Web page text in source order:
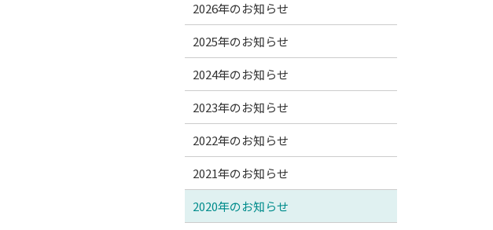
2026年のお知らせ
2025年のお知らせ
2024年のお知らせ
2023年のお知らせ
2022年のお知らせ
2021年のお知らせ
2020年のお知らせ